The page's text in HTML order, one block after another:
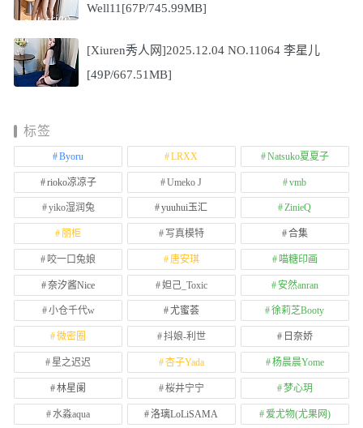
Well11[67P/745.99MB]
[Xiuren秀人网]2025.12.04 NO.11064 李星儿
[49P/667.51MB]
标签
Byoru LRXX Natsuko夏夏子
rioko凉凉子 Umeko J vmb
yiko湿润兔 yuuhui玉汇 ZinieQ
丽柜 写真模特 合集
咬一口兔娘 唐安琪 喵糖印画
奈汐酱Nice 妲己_Toxic 安然anran
小仓千代w 尤蜜荟 徐莉芝Booty
微密圈 抖娘-利世 日奈娇
星之迟迟 杏子Yada 杨晨晨Yome
林星阑 桜井宁宁 梦心玥
水淼aqua 洛璃LoLiSAMA 爱尤物(尤果网)